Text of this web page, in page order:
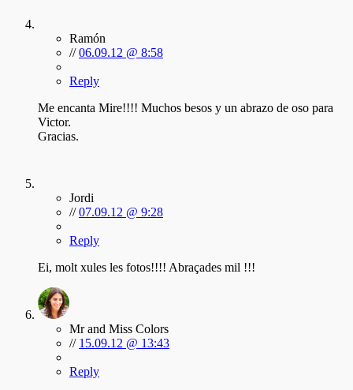
Ramón
//06.09.12 @ 8:58
Reply
Me encanta Mire!!!! Muchos besos y un abrazo de oso para
Victor.
Gracias.
Jordi
//07.09.12 @ 9:28
Reply
Ei, molt xules les fotos!!!! Abraçades mil !!!
Mr and Miss Colors
// 15.09.12 @ 13:43
Reply